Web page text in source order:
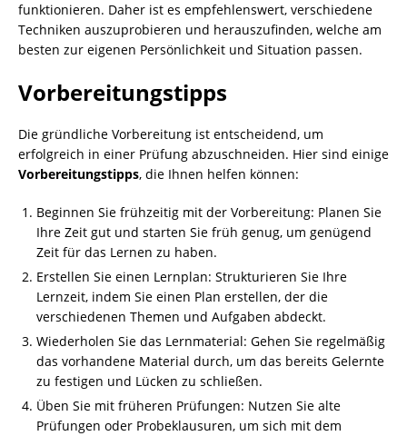
funktionieren. Daher ist es empfehlenswert, verschiedene
Techniken auszuprobieren und herauszufinden, welche am
besten zur eigenen Persönlichkeit und Situation passen.
Vorbereitungstipps
Die gründliche Vorbereitung ist entscheidend, um
erfolgreich in einer Prüfung abzuschneiden. Hier sind einige
Vorbereitungstipps, die Ihnen helfen können:
Beginnen Sie frühzeitig mit der Vorbereitung: Planen Sie
Ihre Zeit gut und starten Sie früh genug, um genügend
Zeit für das Lernen zu haben.
Erstellen Sie einen Lernplan: Strukturieren Sie Ihre
Lernzeit, indem Sie einen Plan erstellen, der die
verschiedenen Themen und Aufgaben abdeckt.
Wiederholen Sie das Lernmaterial: Gehen Sie regelmäßig
das vorhandene Material durch, um das bereits Gelernte
zu festigen und Lücken zu schließen.
Üben Sie mit früheren Prüfungen: Nutzen Sie alte
Prüfungen oder Probeklausuren, um sich mit dem